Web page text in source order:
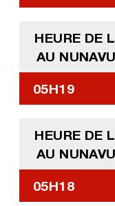
HEURE DE
AU
05H19
HEURE DE
AU
05H18